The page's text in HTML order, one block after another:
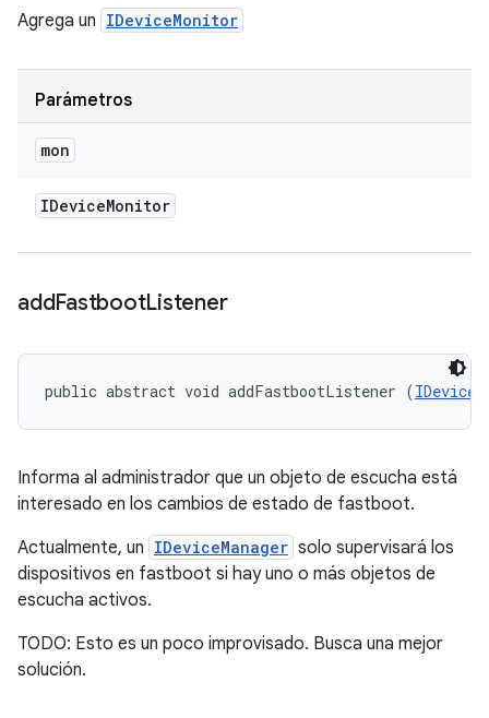
Agrega un IDeviceMonitor
Parámetros
mon
IDeviceMonitor
addFastbootListener
public abstract void addFastbootListener (
Informa al administrador que un objeto de escucha está
interesado en los cambios de estado de fastboot.
Actualmente, un IDeviceManager solo supervisará los
dispositivos en fastboot si hay uno o más objetos de
escucha activos.
TODO: Esto es un poco improvisado. Busca una mejor
solución.